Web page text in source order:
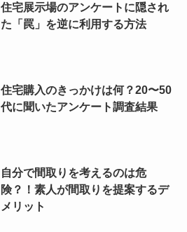
住宅展示場のアンケートに隠され
た「罠」を逆に利用する方法
住宅購入のきっかけは何？20〜50
代に聞いたアンケート調査結果
自分で間取りを考えるのは危
険？！素人が間取りを提案するデ
メリット